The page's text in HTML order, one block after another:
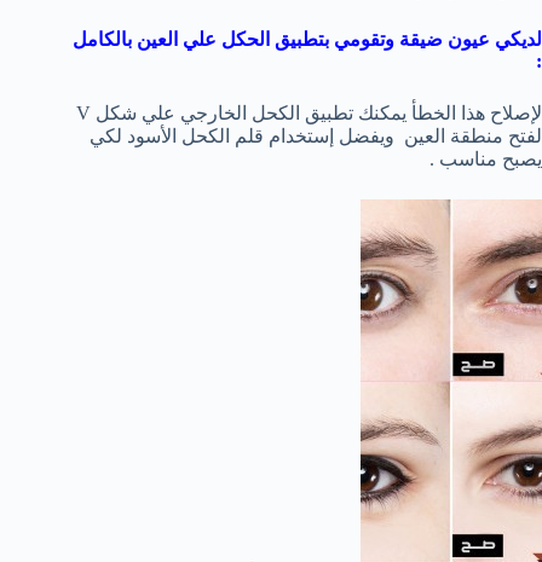
لديكي عيون ضيقة وتقومي بتطبيق الحكل علي العين بالكامل
:
لإصلاح هذا الخطأ يمكنك تطبيق الكحل الخارجي علي شكل V
لفتح منطقة العين ويفضل إستخدام قلم الكحل الأسود لكي
يصبح مناسب .